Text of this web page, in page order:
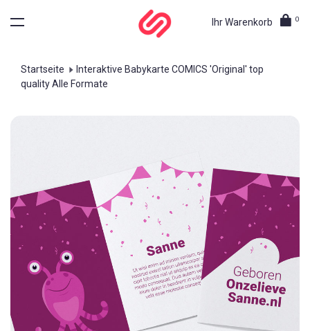
Ihr Warenkorb 0
Startseite
Interaktive Babykarte COMICS 'Original' top
quality Alle Formate